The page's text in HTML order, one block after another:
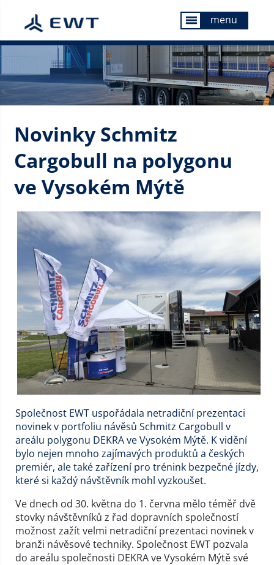
menu menu
Novinky Schmitz
Cargobull na polygonu
ve Vysokém Mýtě
Společnost EWT uspořádala netradiční prezentaci
novinek v portfoliu návěsů Schmitz Cargobull v
areálu polygonu DEKRA ve Vysokém Mýtě. K vidění
bylo nejen mnoho zajímavých produktů a českých
premiér, ale také zařízení pro trénink bezpečné jízdy,
které si každý návštěvník mohl vyzkoušet.
Ve dnech od 30. května do 1. června mělo téměř dvě
stovky návštěvníků z řad dopravních společností
možnost zažít velmi netradiční prezentaci novinek v
branži návěsové techniky. Společnost EWT pozvala
do areálu společnosti DEKRA ve Vysokém Mýtě své